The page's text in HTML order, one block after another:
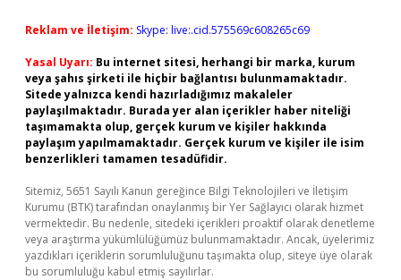
Reklam ve İletişim: Skype: live:.cid.575569c608265c69
Yasal Uyarı: Bu internet sitesi, herhangi bir marka, kurum
veya şahıs şirketi ile hiçbir bağlantısı bulunmamaktadır.
Sitede yalnızca kendi hazırladığımız makaleler
paylaşılmaktadır. Burada yer alan içerikler haber niteliği
taşımamakta olup, gerçek kurum ve kişiler hakkında
paylaşım yapılmamaktadır. Gerçek kurum ve kişiler ile isim
benzerlikleri tamamen tesadüfidir.
Sitemiz, 5651 Sayılı Kanun gereğince Bilgi Teknolojileri ve İletişim
Kurumu (BTK) tarafından onaylanmış bir Yer Sağlayıcı olarak hizmet
vermektedir. Bu nedenle, sitedeki içerikleri proaktif olarak denetleme
veya araştırma yükümlülüğümüz bulunmamaktadır. Ancak, üyelerimiz
yazdıkları içeriklerin sorumluluğunu taşımakta olup, siteye üye olarak
bu sorumluluğu kabul etmiş sayılırlar.